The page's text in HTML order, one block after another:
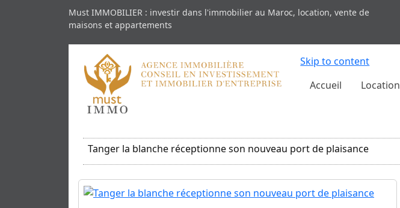
Must IMMOBILIER : investir dans l'immobilier au Maroc, location, vente de
maisons et appartements
Skip to content
Accueil
Location
Tanger la blanche réceptionne son nouveau port de plaisance